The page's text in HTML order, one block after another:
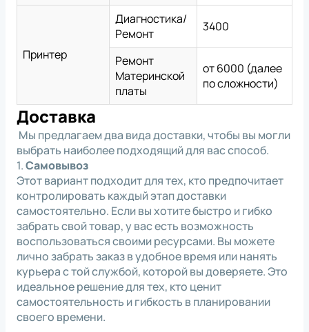
Принтер
Диагностика/
Ремонт
3400
Ремонт
Материнской
платы
от 6000 (далее
по сложности)
Доставка
Мы предлагаем два вида доставки, чтобы вы могли
выбрать наиболее подходящий для вас способ.
1.Самовывоз
Этот вариант подходит для тех, кто предпочитает
контролировать каждый этап доставки
самостоятельно. Если вы хотите быстро и гибко
забрать свой товар, у вас есть возможность
воспользоваться своими ресурсами. Вы можете
лично забрать заказ в удобное время или нанять
курьера с той службой, которой вы доверяете. Это
идеальное решение для тех, кто ценит
самостоятельность и гибкость в планировании
своего времени.